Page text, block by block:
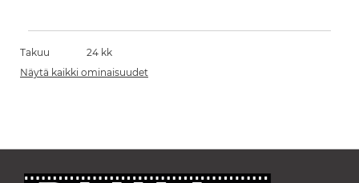
Takuu
24 kk
Näytä kaikki ominaisuudet